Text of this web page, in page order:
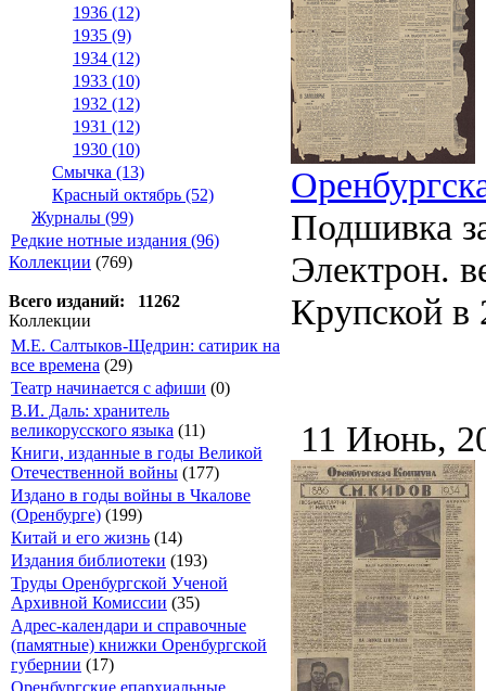
1936 (12)
1935 (9)
1934 (12)
1933 (10)
1932 (12)
1931 (12)
1930 (10)
Смычка (13)
Красный октябрь (52)
Журналы (99)
Редкие нотные издания (96)
Коллекции (769)
Всего изданий: 11262
Коллекции
М.Е. Салтыков-Щедрин: сатирик на
все времена (29)
Театр начинается с афиши (0)
В.И. Даль: хранитель
великорусского языка (11)
Книги, изданные в годы Великой
Отечественной войны (177)
Издано в годы войны в Чкалове
(Оренбурге) (199)
Китай и его жизнь (14)
Издания библиотеки (193)
Труды Оренбургской Ученой
Архивной Комиссии (35)
Адрес-календари и справочные
(памятные) книжки Оренбургской
губернии (17)
Оренбургские епархиальные
Подшивка
Электрон.
Крупской в
11 Июнь,